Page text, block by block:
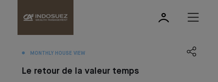
MONTHLY HOUSE VIEW
Le retour de la valeur temps